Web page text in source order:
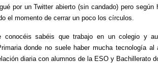
por un Twitter abierto (sin candado) pero
el momento de cerrar un poco los círculos.
conocéis sabéis que trabajo en un colegio y
donde no suele haber mucha tecnología
diaria con alumnos de la ESO y Bachillerato